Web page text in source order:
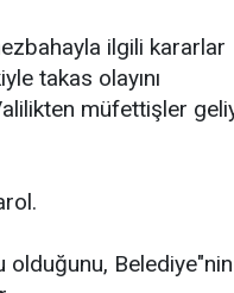
ilgili kararlar
takas olayını
müfettişler
Belediye"nin